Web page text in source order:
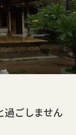
過ごしません